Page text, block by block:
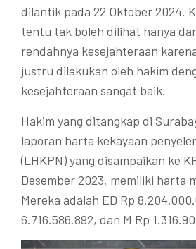
dilantik pada 22 Oktober 2024.
tentu tak boleh dilihat hanya
rendahnya kesejahteraan
justru dilakukan oleh hakim
kesejahteraan sangat baik.
Hakim yang ditangkap di
laporan harta kekayaan
(LHKPN) yang disampaikan ke
Desember 2023, memiliki harta
Mereka adalah ED Rp
6.716.586.892, dan M Rp